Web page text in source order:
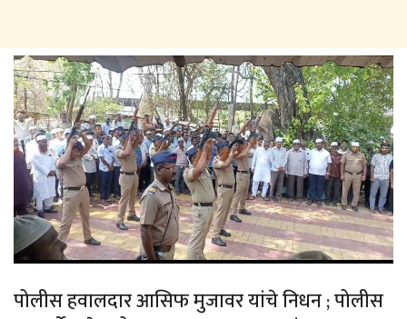
पोलीस हवालदार आसिफ मुजावर यांचे निधन ; पोलीस